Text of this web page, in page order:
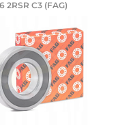
2RSR C3 (FAG)